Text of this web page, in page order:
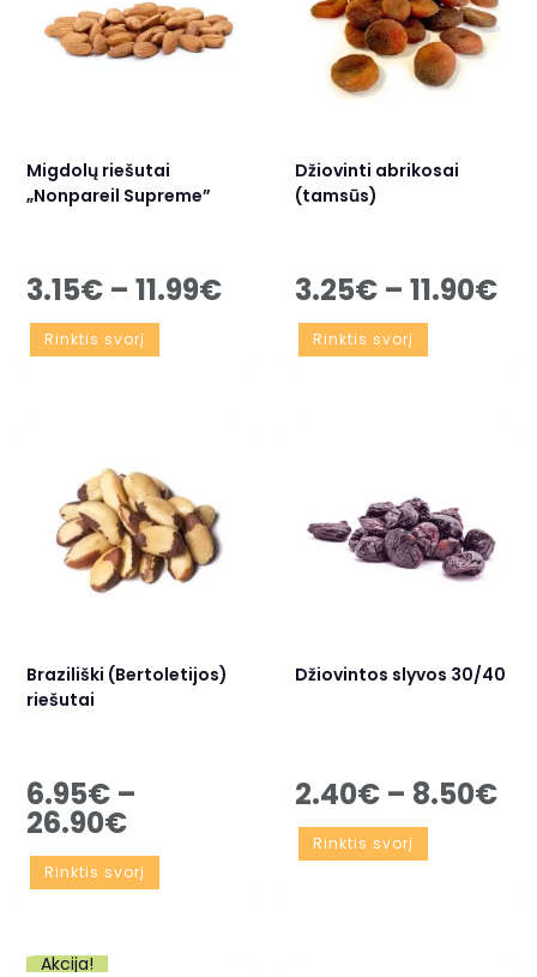
Migdolų riešutai
„Nonpareil Supreme”
3.15€ – 11.99€
Rinktis svorį
Džiovinti abrikosai
(tamsūs)
3.25€ – 11.90€
Rinktis svorį
Braziliški (Bertoletijos)
riešutai
6.95€ –
26.90€
Rinktis svorį
Džiovintos slyvos 30/40
2.40€ – 8.50€
Rinktis svorį
Akcija!